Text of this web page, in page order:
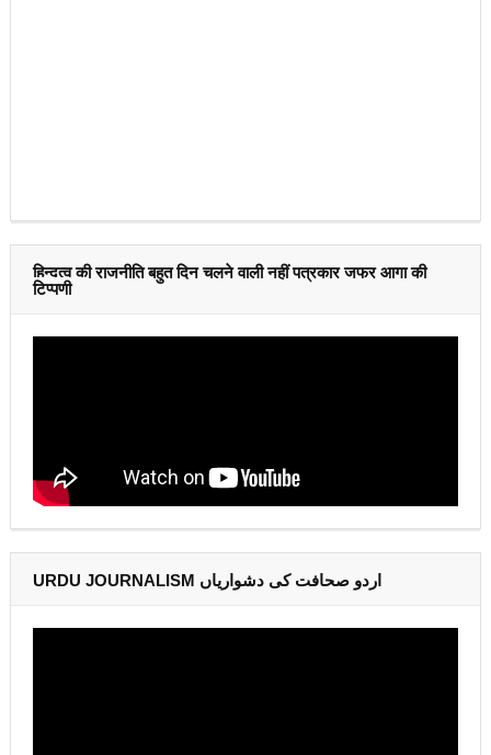
हिन्दुत्व की राजनीति बहुत दिन चलने वाली नहीं पत्रकार जफर आगा की
टिप्पणी
URDU JOURNALISM اردو صحافت کی دشواریاں